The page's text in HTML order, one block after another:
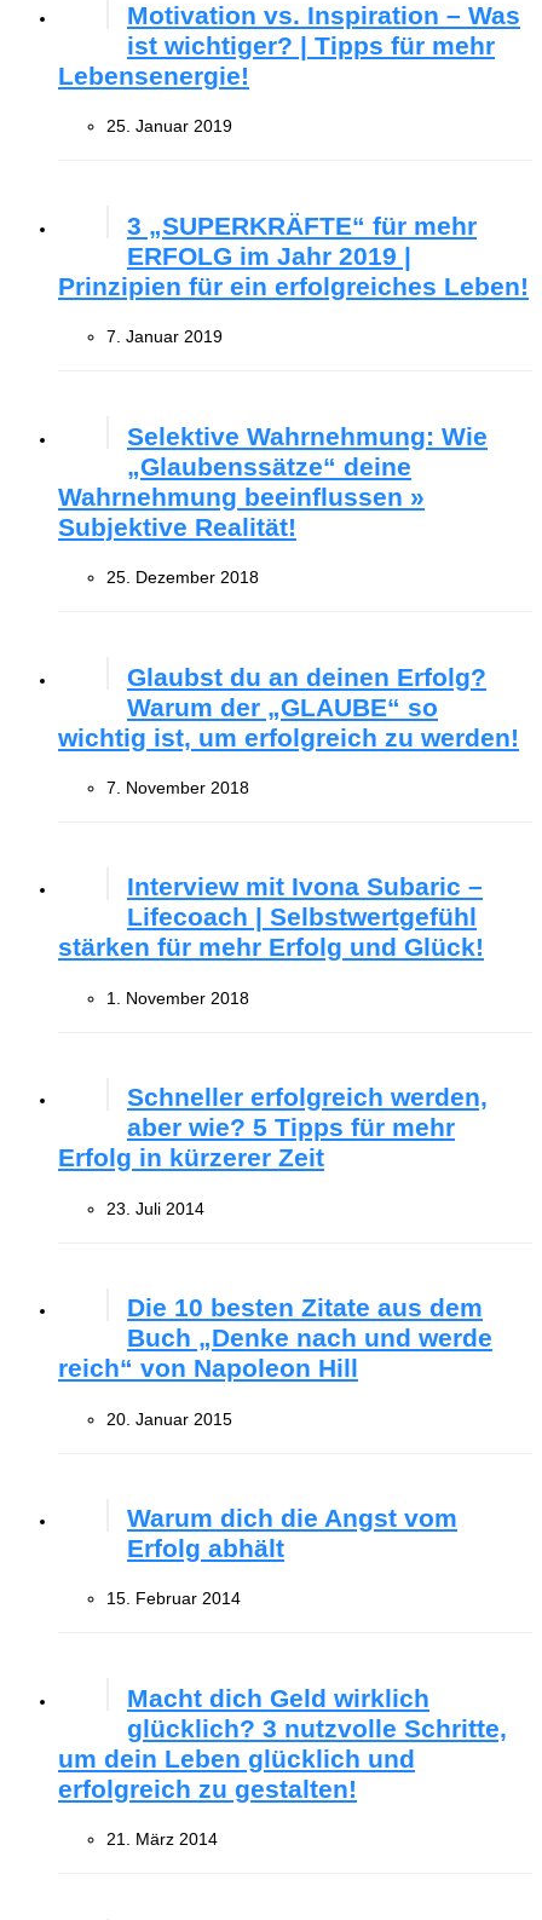
Motivation vs. Inspiration – Was
ist wichtiger? | Tipps für mehr
Lebensenergie!
25. Januar 2019
3 „SUPERKRÄFTE“ für mehr
ERFOLG im Jahr 2019 |
Prinzipien für ein erfolgreiches Leben!
7. Januar 2019
Selektive Wahrnehmung: Wie
„Glaubenssätze“ deine
Wahrnehmung beeinflussen »
Subjektive Realität!
25. Dezember 2018
Glaubst du an deinen Erfolg?
Warum der „GLAUBE“ so
wichtig ist, um erfolgreich zu werden!
7. November 2018
Interview mit Ivona Subaric –
Lifecoach | Selbstwertgefühl
stärken für mehr Erfolg und Glück!
1. November 2018
Schneller erfolgreich werden,
aber wie? 5 Tipps für mehr
Erfolg in kürzerer Zeit
23. Juli 2014
Die 10 besten Zitate aus dem
Buch „Denke nach und werde
reich“ von Napoleon Hill
20. Januar 2015
Warum dich die Angst vom
Erfolg abhält
15. Februar 2014
Macht dich Geld wirklich
glücklich? 3 nutzvolle Schritte,
um dein Leben glücklich und
erfolgreich zu gestalten!
21. März 2014